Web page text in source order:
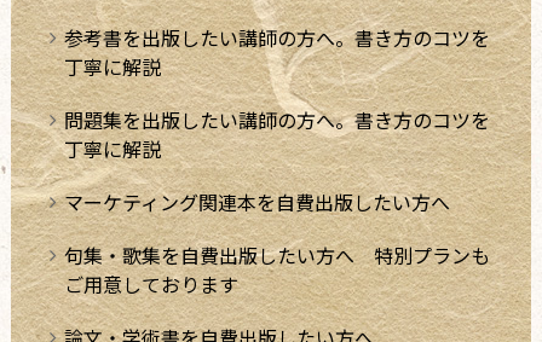
参考書を出版したい講師の方へ。書き方のコツを
丁寧に解説
問題集を出版したい講師の方へ。書き方のコツを
丁寧に解説
マーケティング関連本を自費出版したい方へ
句集・歌集を自費出版したい方へ 特別プランも
ご用意しております